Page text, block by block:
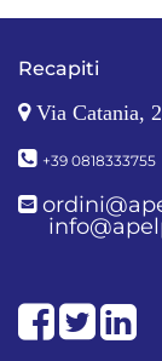
Recapiti
Via Catania,
+39 0818333755
Facebook
Twitter